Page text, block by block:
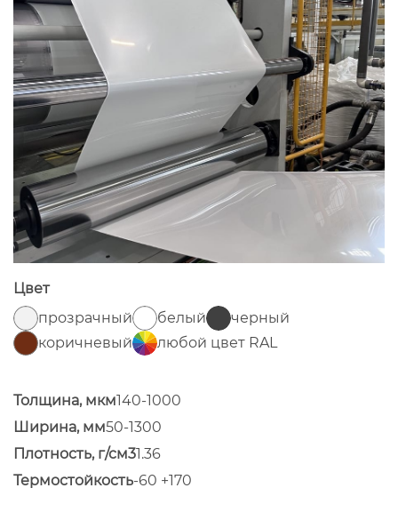
Цвет
прозрачный
белый
черный
коричневый
любой цвет RAL
Толщина, мкм140-1000
Ширина, мм50-1300
Плотность, г/см31.36
Термостойкость-60 +170